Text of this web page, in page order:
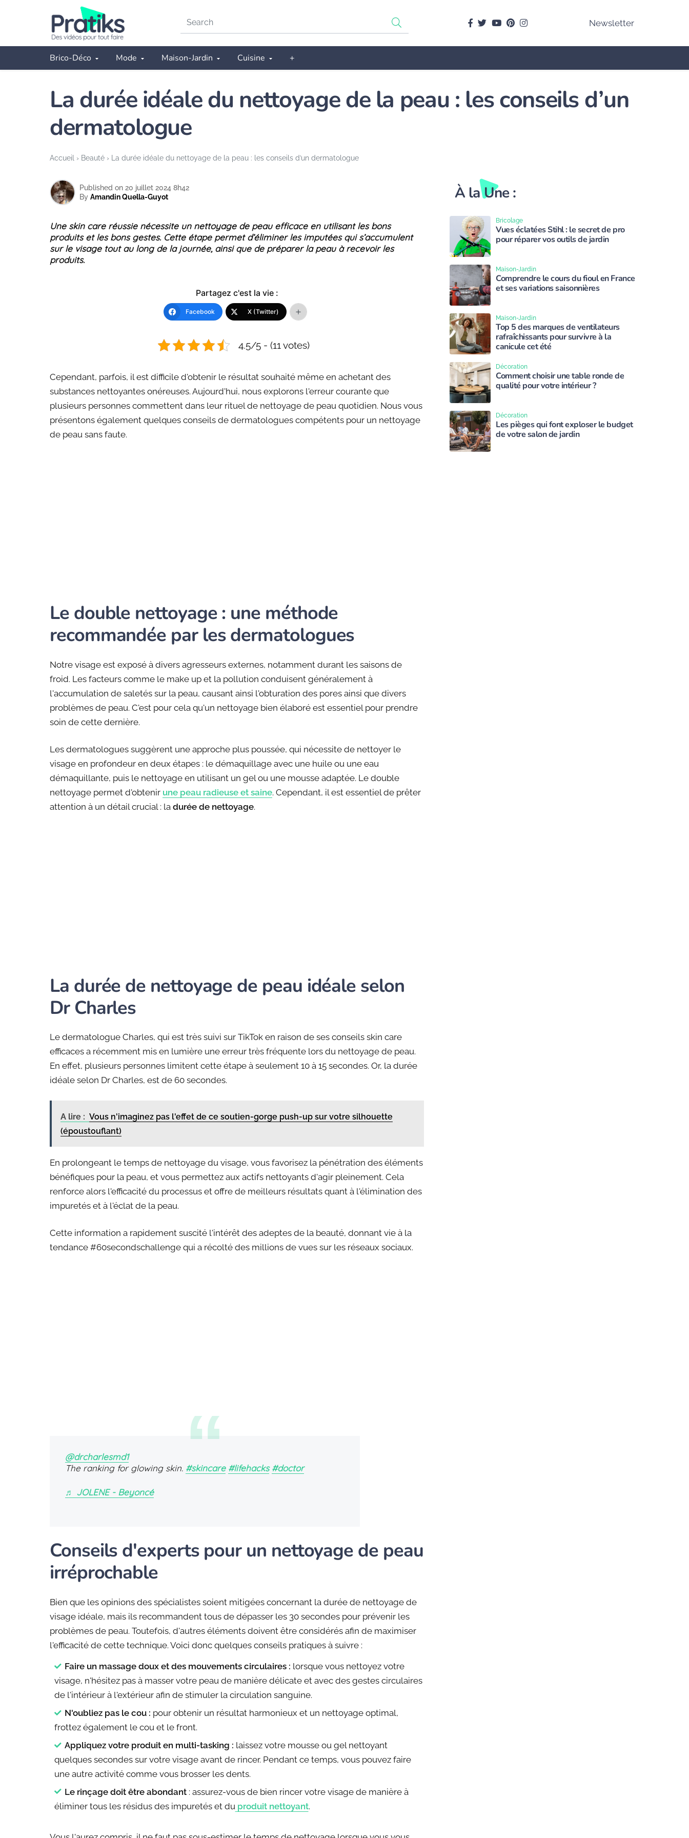
Search
facebook
Twitteryoutubepinterest
instagram Newsletter
Brico-Déco Mode Maison-Jardin Cuisine +
Accueil › Beauté › La durée idéale du nettoyage de la peau : les conseils d’un dermatologue
La durée idéale du nettoyage de la peau : les conseils d’un
dermatologue
Une skin care réussie nécessite un nettoyage de peau efficace en utilisant les bons
produits et les bons gestes. Cette étape permet d’éliminer les imputées qui s’accumulent
sur le visage tout au long de la journée, ainsi que de préparer la peau à recevoir les
produits.
By Amandin Quella-Guyot
Published on 20 juillet 2024 8h42
Partagez c'est la vie :
Facebook X (Twitter)
4.5/5 - (11 votes)
Cependant, parfois, il est difficile d'obtenir le résultat souhaité même en achetant des
substances nettoyantes onéreuses. Aujourd'hui, nous explorons l'erreur courante que
plusieurs personnes commettent dans leur rituel de nettoyage de peau quotidien. Nous vous
présentons également quelques conseils de dermatologues compétents pour un nettoyage
de peau sans faute.
Le double nettoyage : une méthode
recommandée par les dermatologues
Notre visage est exposé à divers agresseurs externes, notamment durant les saisons de
froid. Les facteurs comme le make up et la pollution conduisent généralement à
l'accumulation de saletés sur la peau, causant ainsi l'obturation des pores ainsi que divers
problèmes de peau. C'est pour cela qu'un nettoyage bien élaboré est essentiel pour prendre
soin de cette dernière.
Les dermatologues suggèrent une approche plus poussée, qui nécessite de nettoyer le
visage en profondeur en deux étapes : le démaquillage avec une huile ou une eau
démaquillante, puis le nettoyage en utilisant un gel ou une mousse adaptée. Le double
nettoyage permet d'obtenir une peau radieuse et saine. Cependant, il est essentiel de prêter
attention à un détail crucial : la durée de nettoyage.
La durée de nettoyage de peau idéale selon
Dr Charles
Le dermatologue Charles, qui est très suivi sur TikTok en raison de ses conseils skin care
efficaces a récemment mis en lumière une erreur très fréquente lors du nettoyage de peau.
En effet, plusieurs personnes limitent cette étape à seulement 10 à 15 secondes. Or, la durée
idéale selon Dr Charles, est de 60 secondes.
A lire : Vous n'imaginez pas l'effet de ce soutien-gorge push-up sur votre silhouette
(époustouflant)
En prolongeant le temps de nettoyage du visage, vous favorisez la pénétration des éléments
bénéfiques pour la peau, et vous permettez aux actifs nettoyants d'agir pleinement. Cela
renforce alors l'efficacité du processus et offre de meilleurs résultats quant à l'élimination des
impuretés et à l'éclat de la peau.
Cette information a rapidement suscité l'intérêt des adeptes de la beauté, donnant vie à la
tendance #60secondschallenge qui a récolté des millions de vues sur les réseaux sociaux.
@drcharlesmd1
The ranking for glowing skin. #skincare #lifehacks #doctor
♬ JOLENE - Beyoncé
Conseils d'experts pour un nettoyage de peau
irréprochable
Bien que les opinions des spécialistes soient mitigées concernant la durée de nettoyage de
visage idéale, mais ils recommandent tous de dépasser les 30 secondes pour prévenir les
problèmes de peau. Toutefois, d'autres éléments doivent être considérés afin de maximiser
l'efficacité de cette technique. Voici donc quelques conseils pratiques à suivre :
Faire un massage doux et des mouvements circulaires : lorsque vous nettoyez votre
visage, n'hésitez pas à masser votre peau de manière délicate et avec des gestes circulaires
de l'intérieur à l'extérieur afin de stimuler la circulation sanguine.
N'oubliez pas le cou : pour obtenir un résultat harmonieux et un nettoyage optimal,
frottez également le cou et le front.
Appliquez votre produit en multi-tasking : laissez votre mousse ou gel nettoyant
quelques secondes sur votre visage avant de rincer. Pendant ce temps, vous pouvez faire
une autre activité comme vous brosser les dents.
Le rinçage doit être abondant : assurez-vous de bien rincer votre visage de manière à
éliminer tous les résidus des impuretés et du produit nettoyant.
À la Une :
Vues éclatées Stihl : le secret de pro
pour réparer vos outils de jardin
Bricolage
Comprendre le cours du fioul en France
et ses variations saisonnières
Maison-Jardin
Top 5 des marques de ventilateurs
rafraîchissants pour survivre à la
canicule cet été
Maison-Jardin
Comment choisir une table ronde de
qualité pour votre intérieur ?
Décoration
Les pièges qui font exploser le budget
de votre salon de jardin
Décoration